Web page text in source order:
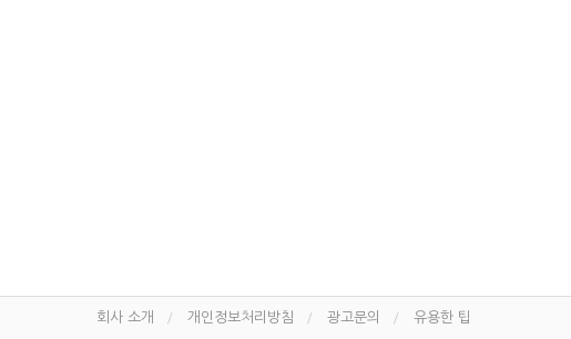
회사 소개 개인정보처리방침 광고문의 유용한 팁